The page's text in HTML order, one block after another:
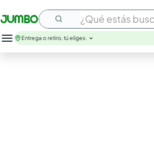
¿Qué estás buscando?
Entrega o retiro, tú eliges.